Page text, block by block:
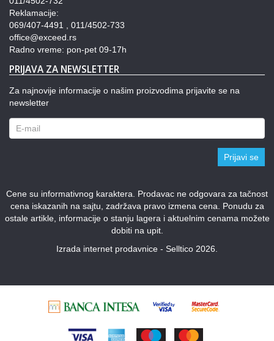
Reklamacije:
069/407-4491 , 011/4502-733
office@exceed.rs
Radno vreme: pon-pet 09-17h
PRIJAVA ZA NEWSLETTER
Za najnovije informacije o našim proizvodima prijavite se na
newsletter
Prijavi se
Cene su informativnog karaktera. Prodavac ne odgovara za tačnost
cena iskazanih na sajtu, zadržava pravo izmena cena. Ponudu za
ostale artikle, informacije o stanju lagera i aktuelnim cenama možete
dobiti na upit.
Izrada internet prodavnice - Selltico 2026.